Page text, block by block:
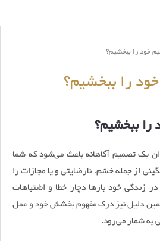
خود را ببخشیم؟
را ببخشیم؟
را ببخشیم؟
یک تصمیم آگاهانه باعث می‌شود که شما
از جمله خشم، نارضایتی و یا مجازات را
زندگی خود بار‌ها دچار خطا و اشتباهات
دلیل نیز درک مفهوم بخشش خود و عمل
به شمار می‌رود.